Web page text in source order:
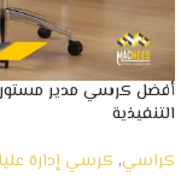
أفضل كرسي مدير
التنفيذية
كراسي, كرسي إدارة عليا